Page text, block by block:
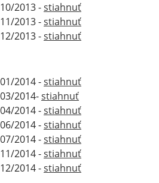
2013 -stiahnuť
2013 -stiahnuť
2013 -stiahnuť
2014 -stiahnuť
2014-stiahnuť
2014 -stiahnuť
2014 -stiahnuť
2014 -stiahnuť
2014 -stiahnuť
2014 -stiahnuť